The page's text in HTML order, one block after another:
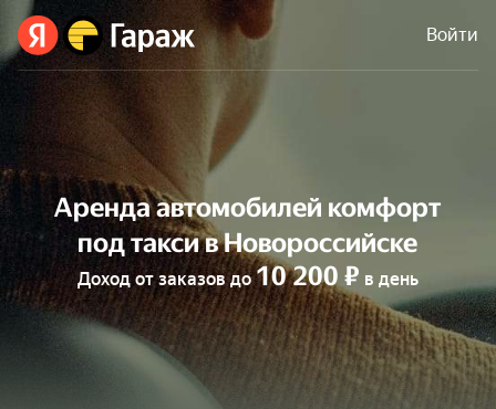
Войти
Аренда автомобилей комфорт
под такси в Новороссийске
Доход от заказов до 10 200 ₽ в день